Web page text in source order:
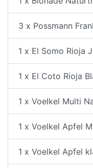
3 x Possmann
1 x El Somo Rioja
1 x El Coto Rioja
1 x Voelkel Multi
1 x Voelkel Apfel
1 x Voelkel Apfel